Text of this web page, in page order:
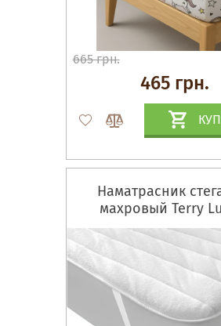
665 грн.
465 грн.
Наматрасник
махровый Terry
резинках по